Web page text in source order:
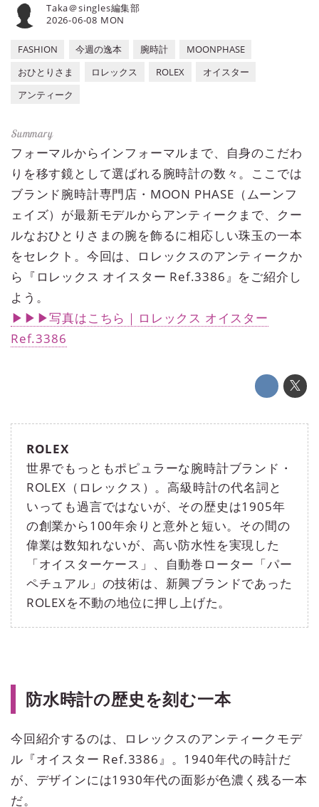
2026-06-08 MON
Taka＠singles編集部
FASHION 今週の逸本 腕時計
MOONPHASE
おひとりさま
ロレックス ROLEX
オイスター
アンティーク
フォーマルからインフォーマルまで、自身のこだわ
りを移す鏡として選ばれる腕時計の数々。ここでは
ブランド腕時計専門店・MOON PHASE（ムーンフ
ェイズ）が最新モデルからアンティークまで、クー
ルなおひとりさまの腕を飾るに相応しい珠玉の一本
をセレクト。今回は、ロレックスのアンティークか
ら『ロレックス オイスター Ref.3386』をご紹介し
よう。
▶▶▶写真はこちら｜ロレックス オイスター
Ref.3386
ROLEX
世界でもっともポピュラーな腕時計ブランド・
ROLEX（ロレックス）。高級時計の代名詞と
いっても過言ではないが、その歴史は1905年
の創業から100年余りと意外と短い。その間の
偉業は数知れないが、高い防水性を実現した
「オイスターケース」、自動巻ローター「パー
ペチュアル」の技術は、新興ブランドであった
ROLEXを不動の地位に押し上げた。
防水時計の歴史を刻む一本
今回紹介するのは、ロレックスのアンティークモデ
ル『オイスター Ref.3386』。1940年代の時計だ
が、デザインには1930年代の面影が色濃く残る一本
だ。